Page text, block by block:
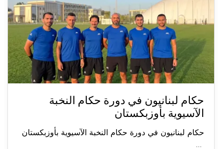
حكام لبنانيون في دورة حكام النخبة
الآسيوية بأوزبكستان
حكام لبنانيون في دورة حكام النخبة الآسيوية بأوزبكستان
...